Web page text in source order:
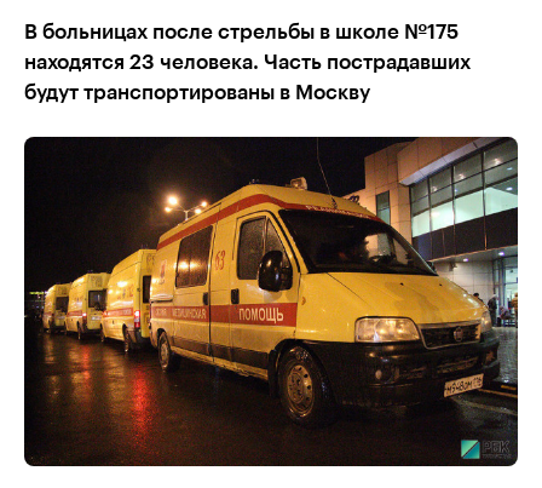
В больницах после стрельбы в школе №175
находятся 23 человека. Часть пострадавших
будут транспортированы в Москву